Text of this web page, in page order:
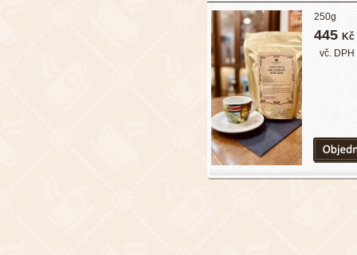
250g
445 Kč
vč. DPH